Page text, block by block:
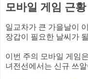
모바일 게임 근
일교차가 큰 가을날이
장갑이 필요한 날씨가
이번 주의 모바일 게임
녀전선에서는 신규 쓰